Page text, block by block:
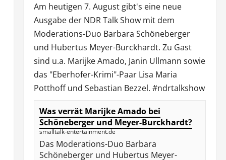
Am heutigen 7. August gibt's eine neue
Ausgabe der NDR Talk Showmit dem
Moderations-Duo Barbara Schöneberger
und Hubertus Meyer-Burckhardt. Zu Gast
sind u.a. Marijke Amado, Janin Ullmann sowie
das "Eberhofer-Krimi"-Paar Lisa Maria
Potthoff und Sebastian Bezzel. #ndrtalkshow
Was verrät Marijke Amado bei
Schöneberger und Meyer-Burckhardt?
smalltalk-entertainment.de
Das Moderations-Duo Barbara
Schöneberger und Hubertus Meyer-